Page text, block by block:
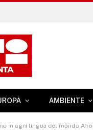
AMBIENTE
in ogni lingua del mondo